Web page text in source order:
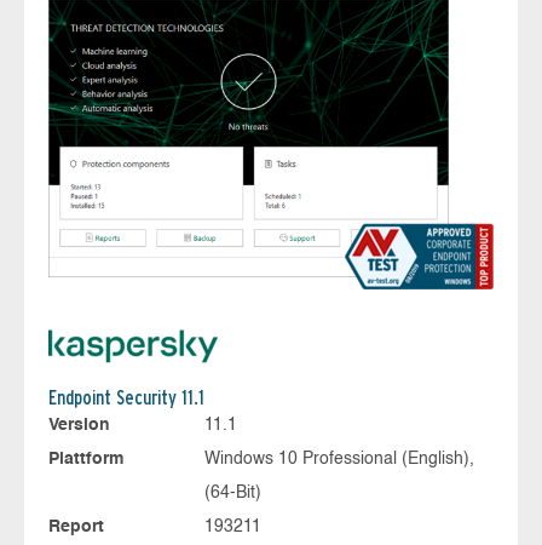
Endpoint Security 11.1
Version
11.1
Plattform
Windows 10 Professional (English),
(64-Bit)
Report
193211